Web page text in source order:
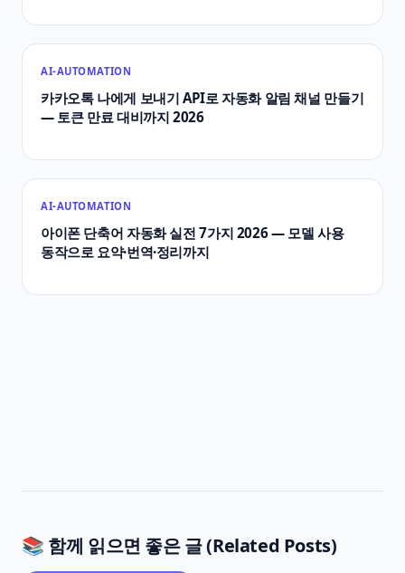
AI-AUTOMATION
카카오톡 나에게 보내기 API로 자동화 알림 채널 만들기
— 토큰 만료 대비까지 2026
AI-AUTOMATION
아이폰 단축어 자동화 실전 7가지 2026 — 모델 사용
동작으로 요약·번역·정리까지
📚 함께 읽으면 좋은 글 (Related Posts)